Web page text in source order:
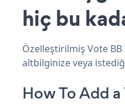
hiç bu
Özelleştirilmiş Vote
altbilginize veya
How To Add